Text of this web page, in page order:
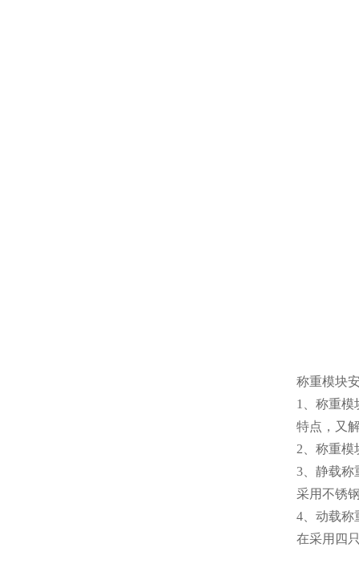
称重模块
1、称重模
特点，又
2、称重模
3、静载称
采用不锈
4、动载称
在采用四